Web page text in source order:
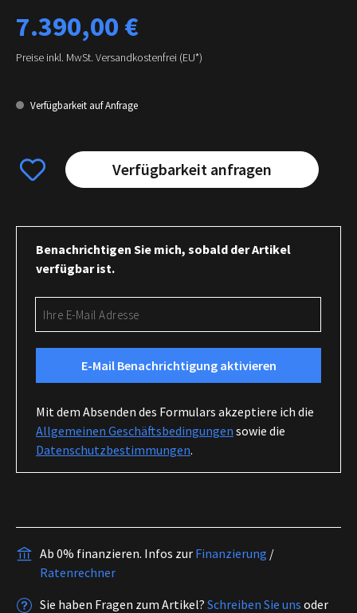
Regulärer Preis:
7.390,00 €
Preise inkl. MwSt. Versandkostenfrei (EU*)
Verfügbarkeit auf Anfrage
Verfügbarkeit anfragen
Benachrichtigen Sie mich, sobald der Artikel
verfügbar ist.
E-Mail Benachrichtigung aktivieren
Mit dem Absenden des Formulars akzeptiere ich die
Allgemeinen Geschäftsbedingungen sowie die
Datenschutzbestimmungen.
Ab 0% finanzieren. Infos zur Finanzierung /
Ratenrechner
Sie haben Fragen zum Artikel? Schreiben Sie uns oder